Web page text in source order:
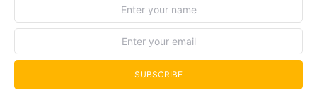
SUBSCRIBE